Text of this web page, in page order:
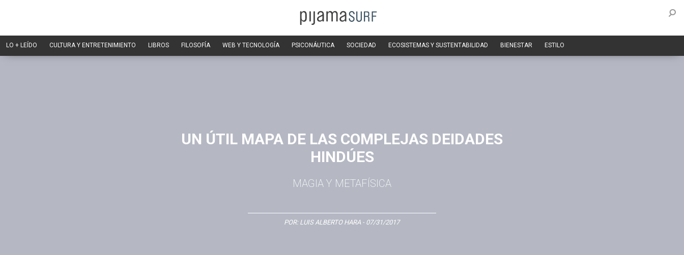
LO + LEÍDO CULTURA Y ENTRETENIMIENTO LIBROS FILOSOFÍA WEB Y TECNOLOGÍA PSICONÁUTICA SOCIEDAD ECOSISTEMAS Y SUSTENTABILIDAD BIENESTAR ESTILO
UN ÚTIL MAPA DE LAS COMPLEJAS DEIDADES
HINDÚES
MAGIA Y METAFÍSICA
POR: LUIS ALBERTO HARA - 07/31/2017